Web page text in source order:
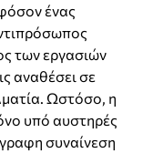
ένας
των εργασιών
αναθέσει σε
Ωστόσο, η
υπό αυστηρές
συναίνεση